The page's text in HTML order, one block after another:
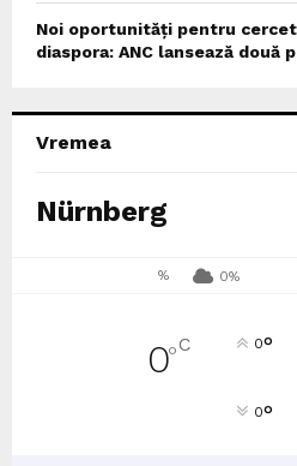
Noi oportunități pentru
diaspora: ANC lansează două
Vremea
Nürnberg
% 0%
0°C 0°
0°